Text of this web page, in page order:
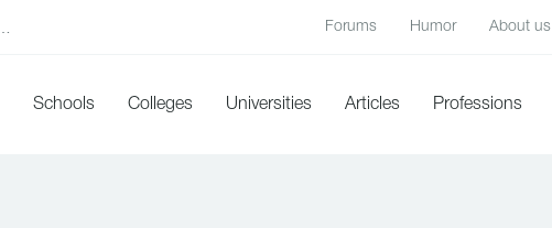
Forums Humor About us
Schools Colleges Universities Articles Professions